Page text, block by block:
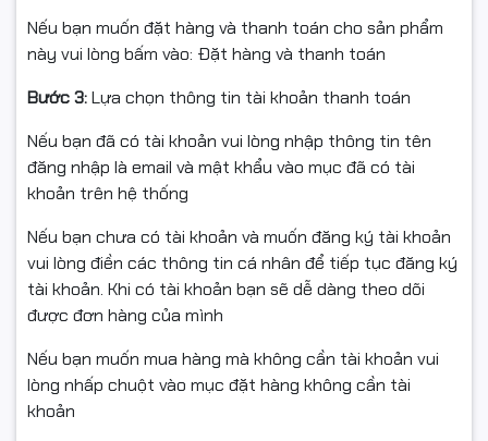
Thiết kế tower gọn gàng, dễ bố trí và nâng cấp
Nếu bạn muốn đặt hàng và thanh toán cho sản phẩm
này vui lòng bấm vào: Đặt hàng và thanh toán
Bước 3:Lựa chọn thông tin tài khoản thanh toán
Nếu bạn đã có tài khoản vui lòng nhập thông tin tên
đăng nhập là email và mật khẩu vào mục đã có tài
khoản trên hệ thống
Nếu bạn chưa có tài khoản và muốn đăng ký tài khoản
vui lòng điền các thông tin cá nhân để tiếp tục đăng ký
tài khoản. Khi có tài khoản bạn sẽ dễ dàng theo dõi
được đơn hàng của mình
Nếu bạn muốn mua hàng mà không cần tài khoản vui
lòng nhấp chuột vào mục đặt hàng không cần tài
khoản